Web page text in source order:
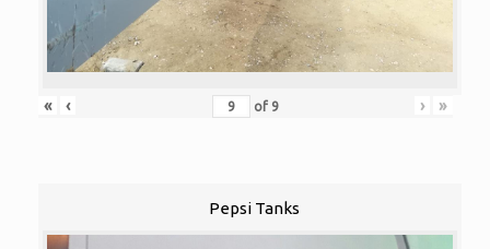
« ‹ of 9 › »
Pepsi Tanks